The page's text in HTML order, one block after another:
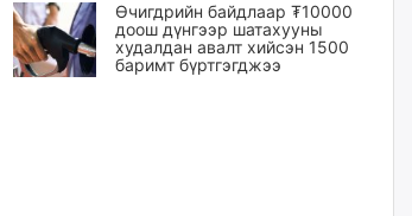
Өчигдрийн байдлаар ₮10000
доош дүнгээр шатахууны
худалдан авалт хийсэн 1500
баримт бүртгэгджээ